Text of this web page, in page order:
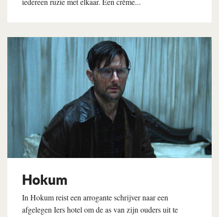
Lees verder
Hokum
In Hokum reist een arrogante schrijver naar een
afgelegen Iers hotel om de as van zijn ouders uit te